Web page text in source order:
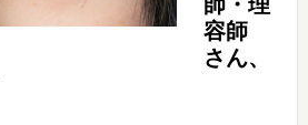
容師
さん、